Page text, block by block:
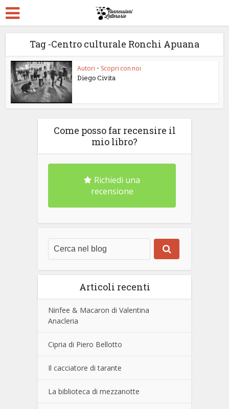
Tag -Centro culturale Ronchi Apuana
Autori • Scopri con noi
Diego Civita
Come posso far recensire il
mio libro?
Richiedi una
recensione
Articoli recenti
Ninfee & Macaron di Valentina
Anacleria
Cipria di Piero Bellotto
Il cacciatore di tarante
La biblioteca di mezzanotte